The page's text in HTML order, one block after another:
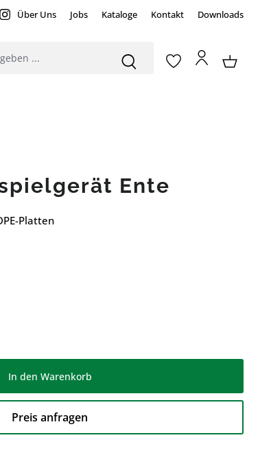
Über Uns Jobs Kataloge Kontakt Downloads
Ente
Platten
den gewünschten Wert ein
In den Warenkorb
Preis anfragen